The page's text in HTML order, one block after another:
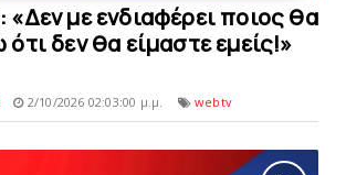
«Δεν με ενδιαφέρει ποιος θα
δεν θα είμαστε εμείς!»
2/10/2026 02:03:00 μ.μ. webtv